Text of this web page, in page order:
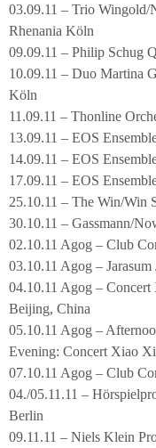
03.09.11 – Trio Wingold/
Rhenania Köln
09.09.11 – Philip Schug
10.09.11 – Duo Martina
Köln
11.09.11 – Thonline
13.09.11 – EOS
14.09.11 – EOS
17.09.11 – EOS
25.10.11 – The Win/Win
30.10.11 – Gassmann/
02.10.11 Agog – Club
03.10.11 Agog –
04.10.11 Agog –
Beijing, China
05.10.11 Agog –
Evening: Concert Xiao
07.10.11 Agog – Club
04./05.11.11 –
Berlin
09.11.11 – Niels Klein